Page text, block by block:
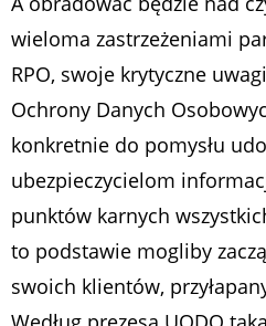
wieloma zastrzeżeniami
RPO, swoje krytyczne
Ochrony Danych
konkretnie do pomysłu
ubezpieczycielom
punktów karnych
to podstawie mogliby
swoich klientów,